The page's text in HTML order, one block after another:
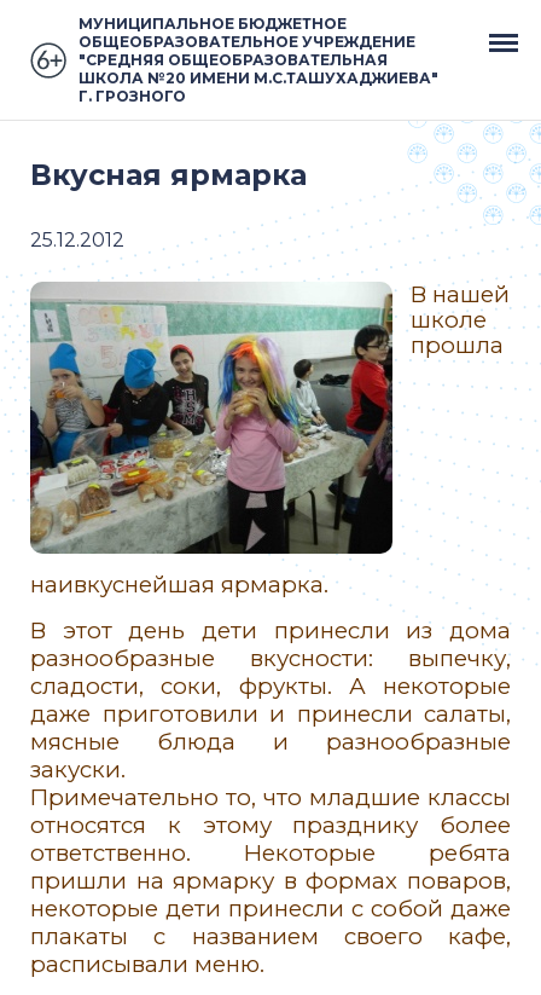
МУНИЦИПАЛЬНОЕ БЮДЖЕТНОЕ
ОБЩЕОБРАЗОВАТЕЛЬНОЕ УЧРЕЖДЕНИЕ
"СРЕДНЯЯ ОБЩЕОБРАЗОВАТЕЛЬНАЯ
ШКОЛА №20 ИМЕНИ М.С.ТАШУХАДЖИЕВА"
Г. ГРОЗНОГО
Вкусная ярмарка
25.12.2012
В нашей
школе
прошла
наивкуснейшая ярмарка.
В этот день дети принесли из дома
разнообразные вкусности: выпечку,
сладости, соки, фрукты. А некоторые
даже приготовили и принесли салаты,
мясные блюда и разнообразные
закуски.
Примечательно то, что младшие классы
относятся к этому празднику более
ответственно. Некоторые ребята
пришли на ярмарку в формах поваров,
некоторые дети принесли с собой даже
плакаты с названием своего кафе,
расписывали меню.